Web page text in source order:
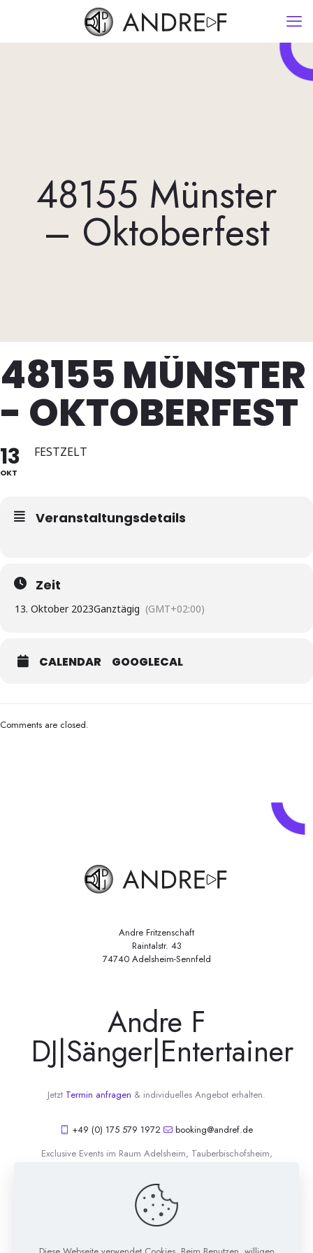
48155 Münster
– Oktoberfest
48155 MÜNSTER
- OKTOBERFEST
13
OKT
FESTZELT
Veranstaltungsdetails
Zeit
13. Oktober 2023Ganztägig (GMT+02:00)
CALENDAR GOOGLECAL
Comments are closed.
Andre Fritzenschaft
Raintalstr. 43
74740 Adelsheim-Sennfeld
Andre F
DJ|Sänger|Entertainer
Jetzt Termin anfragen & individuelles Angebot erhalten.
+49 (0) 175 579 1972
booking@andref.de
Exclusive Events im Raum Adelsheim, Tauberbischofsheim,